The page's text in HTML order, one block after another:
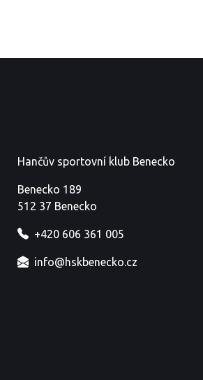
Hančův sportovní klub Benecko
Benecko 189
512 37 Benecko
+420 606 361 005
info@hskbenecko.cz